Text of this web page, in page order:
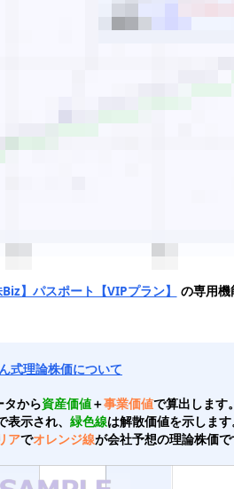
Biz】パスポート【VIPプラン】 の専用機
式理論株価について
タから資産価値＋事業価値で算出します
表示され、 緑色線は解散価値を示します
アでオレンジ線が会社予想の理論株価で